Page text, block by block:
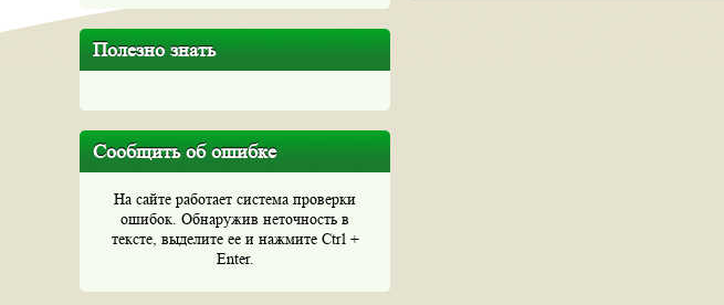
Полезно знать
Сообщить об ошибке
На сайте работает система проверки
ошибок. Обнаружив неточность в
тексте, выделите ее и нажмите Ctrl +
Enter.